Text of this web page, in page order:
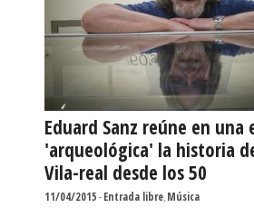
Eduard Sanz reúne en una
'arqueológica' la historia
Vila-real desde los 50
11/04/2015-Entrada libre,Música